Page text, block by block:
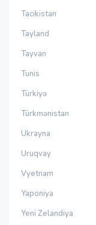
Tacikistan
Tayland
Tayvan
Tunis
Türkiyə
Türkmənistan
Ukrayna
Uruqvay
Vyetnam
Yaponiya
Yeni Zelandiya